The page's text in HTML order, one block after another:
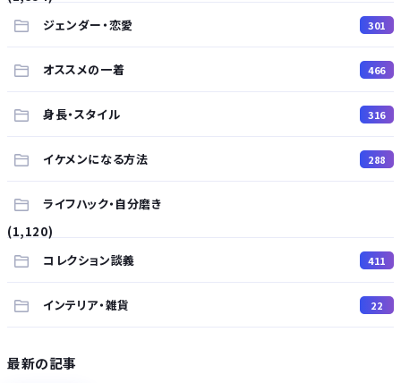
ジェンダー・恋愛
301
オススメの一着 466
身長・スタイル 316
イケメンになる方法 288
ライフハック・自分磨き
(1,120)
コレクション談義
411
インテリア・雑貨 22
最新の記事